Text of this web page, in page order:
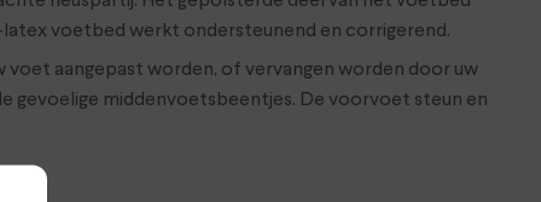
voetbed werkt ondersteunend en corrigerend.
aangepast worden, of vervangen worden door uw
gevoelige middenvoetsbeentjes. De voorvoet steun en